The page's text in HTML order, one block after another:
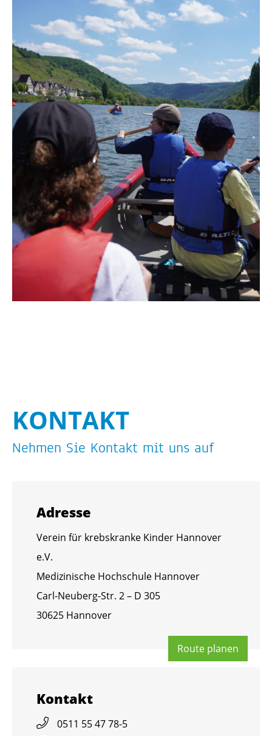
KON­TAKT
Neh­men Sie Kon­takt mit uns auf
Adres­se
Ver­ein für krebs­kran­ke Kin­der Han­no­ver
e.V.
Me­di­zi­ni­sche Hoch­schu­le Han­no­ver
Carl-Neu­berg-Str. 2 – D 305
30625 Han­no­ver
Route pla­nen
Kon­takt
0511 55 47 78-5